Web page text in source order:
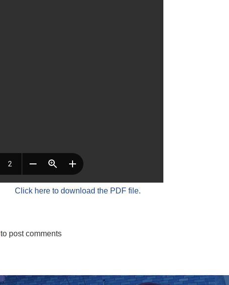
Click here to download the PDF file.
to post comments